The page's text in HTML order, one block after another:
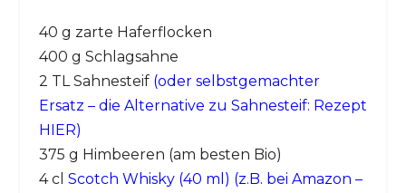
40 g zarte Haferflocken
400 g Schlagsahne
2 TL Sahnesteif (oder selbstgemachter
Ersatz – die Alternative zu Sahnesteif: Rezept
HIER)
375 g Himbeeren (am besten Bio)
4 cl Scotch Whisky (40 ml) (z.B. bei Amazon –